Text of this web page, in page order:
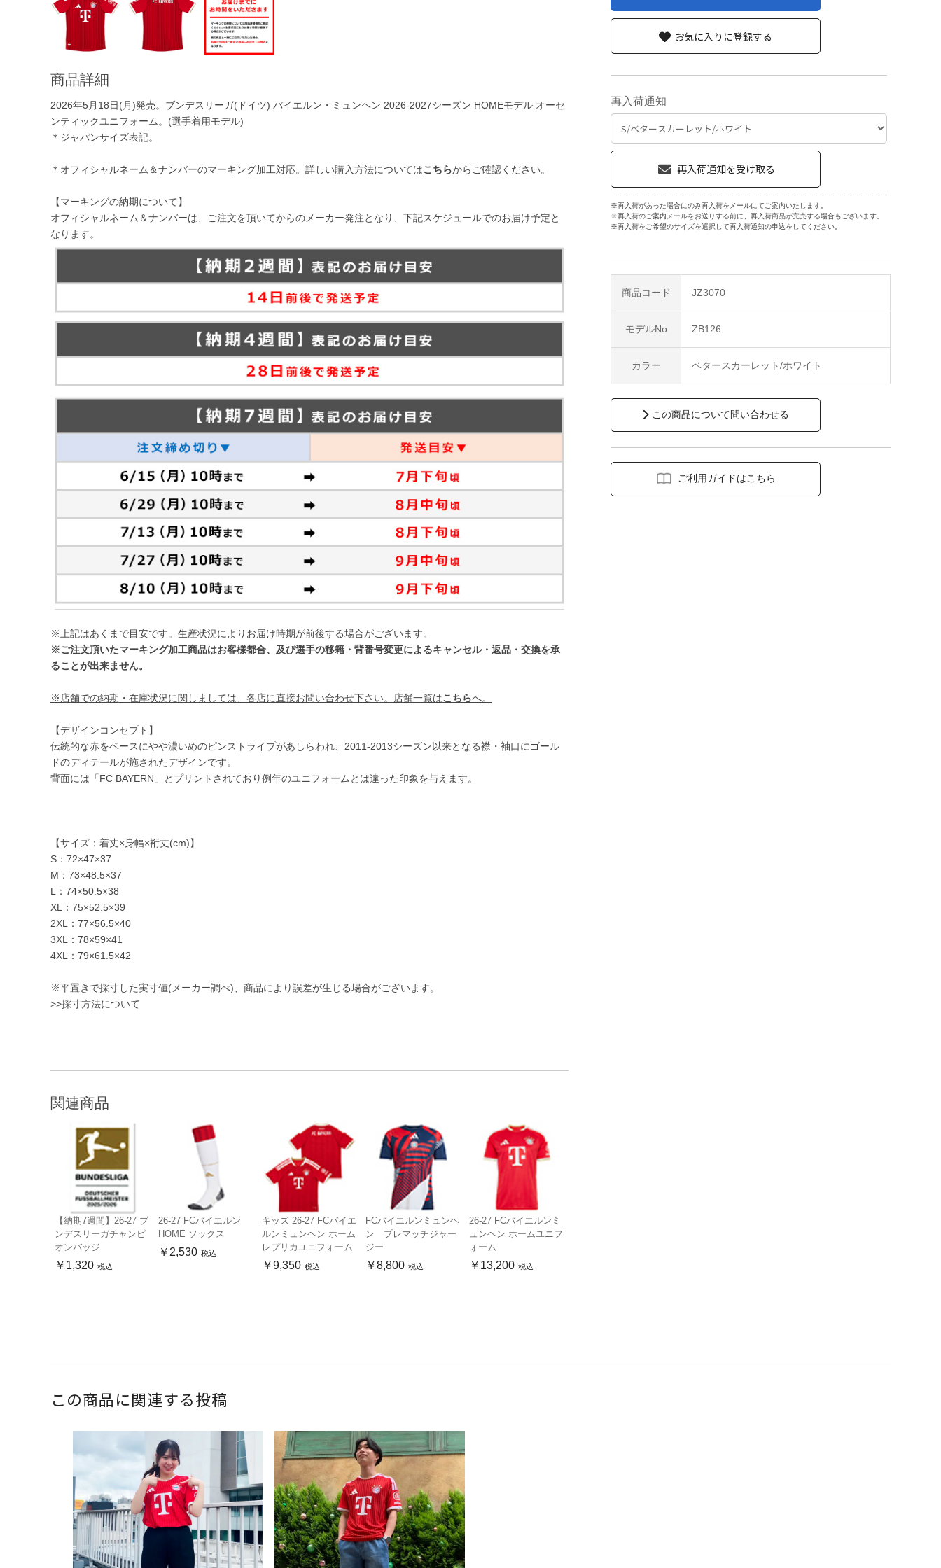
商品詳細
2026年5月18日(月)発売。ブンデスリーガ(ドイツ) バイエルン・ミュンヘン 2026-2027シーズン HOMEモデル オーセ
ンティックユニフォーム。(選手着用モデル)
＊ジャパンサイズ表記。
＊オフィシャルネーム＆ナンバーのマーキング加工対応。詳しい購入方法についてはこちらからご確認ください。
【マーキングの納期について】
オフィシャルネーム＆ナンバーは、ご注文を頂いてからのメーカー発注となり、下記スケジュールでのお届け予定と
なります。
※上記はあくまで目安です。生産状況によりお届け時期が前後する場合がございます。
※ご注文頂いたマーキング加工商品はお客様都合、及び選手の移籍・背番号変更によるキャンセル・返品・交換を承
ることが出来ません。
※店舗での納期・在庫状況に関しましては、各店に直接お問い合わせ下さい。店舗一覧はこちらへ。
【デザインコンセプト】
伝統的な赤をベースにやや濃いめのピンストライプがあしらわれ、2011-2013シーズン以来となる襟・袖口にゴール
ドのディテールが施されたデザインです。
背面には「FC BAYERN」とプリントされており例年のユニフォームとは違った印象を与えます。
【サイズ：着丈×身幅×裄丈(cm)】
S：72×47×37
M：73×48.5×37
L：74×50.5×38
XL：75×52.5×39
2XL：77×56.5×40
3XL：78×59×41
4XL：79×61.5×42
※平置きで採寸した実寸値(メーカー調べ)、商品により誤差が生じる場合がございます。
>>採寸方法について
関連商品
【納期7週間】26-27 ブ
ンデスリーガチャンピ
オンバッジ
￥1,320 税込
26-27 FCバイエルン
HOME ソックス
￥2,530 税込
キッズ 26-27 FCバイエ
ルンミュンヘン ホーム
レプリカユニフォーム
￥9,350 税込
FCバイエルンミュンヘ
ン プレマッチジャー
ジー
￥8,800 税込
26-27 FCバイエルンミ
ュンヘン ホームユニフ
ォーム
￥13,200 税込
商品コード JZ3070
モデルNo ZB126
カラー ベタースカーレット/ホワイト
この商品について問い合わせる
ご利用ガイドはこちら
再入荷通知
※再入荷があった場合にのみ再入荷をメールにてご案内いたします。
※再入荷のご案内メールをお送りする前に、再入荷商品が完売する場合もございます。
※再入荷をご希望のサイズを選択して再入荷通知の申込をしてください。
お気に入りに登録する
この商品に関連する投稿